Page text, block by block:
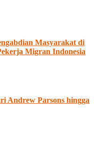
Masyarakat di
Migran Indonesia
Andrew Parsons hingga